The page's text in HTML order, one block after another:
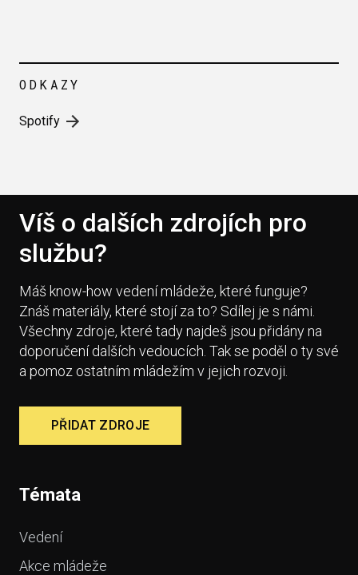
ODKAZY
Spotify
Víš o dalších zdrojích pro
službu?
Máš know-how vedení mládeže, které funguje?
Znáš materiály, které stojí za to? Sdílej je s námi.
Všechny zdroje, které tady najdeš jsou přidány na
doporučení dalších vedoucích. Tak se poděl o ty své
a pomoz ostatním mládežím v jejich rozvoji.
PŘIDAT ZDROJE
Témata
Vedení
Akce mládeže